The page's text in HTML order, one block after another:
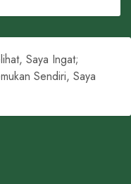
Saya Ingat;
Sendiri, Saya